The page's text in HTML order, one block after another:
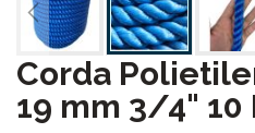
Saltar
para
o
Corda
19 mm 3/4" 10